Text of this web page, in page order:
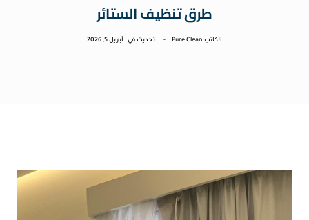
طرق تنظيف الستائر
الكاتب Pure Clean تحديث في.. أبريل 5, 2026